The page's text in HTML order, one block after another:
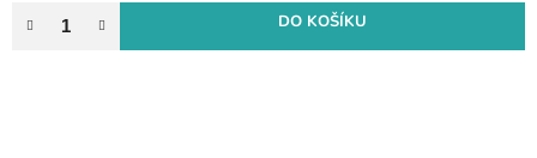
DO KOŠÍKU